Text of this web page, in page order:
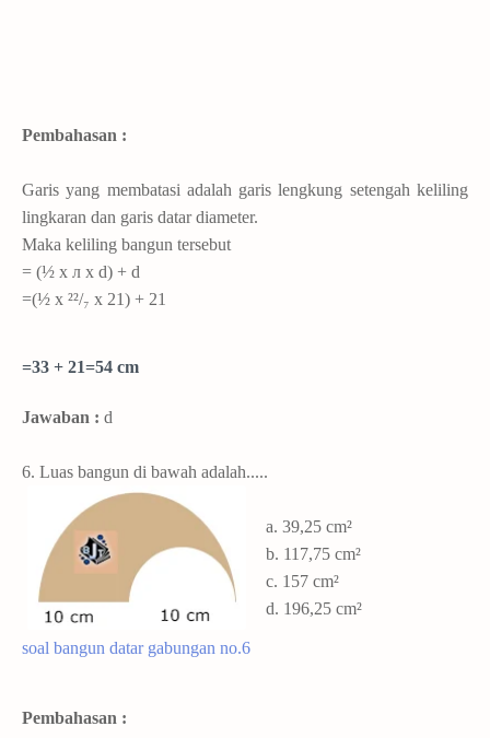
Pembahasan :
Garis yang membatasi adalah garis lengkung setengah keliling
lingkaran dan garis datar diameter.
Maka keliling bangun tersebut
= (½ x л x d) + d
=(½ x ²²/₇ x 21) + 21
=33 + 21=54 cm
Jawaban : d
6. Luas bangun di bawah adalah.....
soal bangun datar gabungan no.6
a. 39,25 cm²
b. 117,75 cm²
c. 157 cm²
d. 196,25 cm²
Pembahasan :